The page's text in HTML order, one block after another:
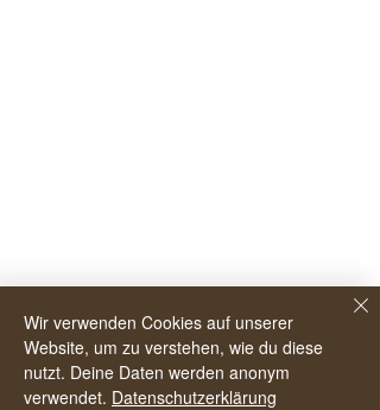
Wir verwenden Cookies auf unserer
Website, um zu verstehen, wie du diese
nutzt. Deine Daten werden anonym
verwendet. Datenschutzerklärung